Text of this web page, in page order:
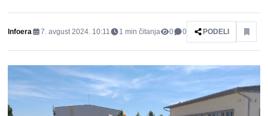
Infoera 7. avgust 2024. 10:11 1 min čitanja 0 0 PODELI